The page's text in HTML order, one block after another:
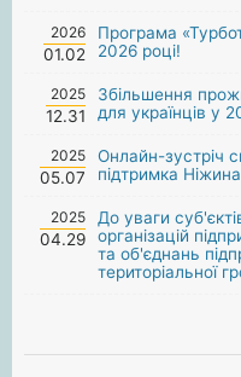
2026
01.02
Програма
2026 році!
2025
12.31
Збільшення
для українців у
2025
05.07
Онлайн-зустріч
підтримка
2025
04.29
До уваги
організацій
та об'єднань
територіальної